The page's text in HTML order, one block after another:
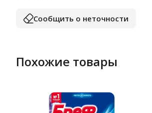
Сообщить о неточности
Похожие товары